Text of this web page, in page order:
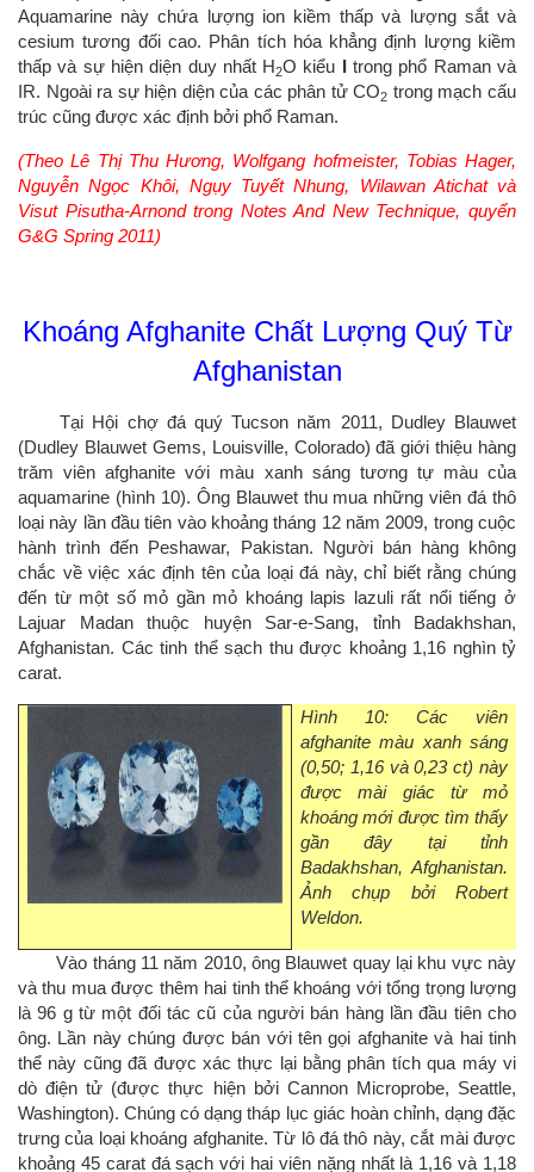
Aquamarine này chứa lượng ion kiềm thấp và lượng sắt và
cesium tương đối cao. Phân tích hóa khẳng định lượng kiềm
thấp và sự hiện diện duy nhất H2O kiểu
trong phổ Raman và
IR. Ngoài ra sự hiện diện của các phân tử CO2 trong mạch cấu
trúc cũng được xác định bởi phổ Raman.
(Theo Lê Thị Thu Hương, Wolfgang hofmeister, Tobias Hager,
Nguyễn Ngọc Khôi, Ngụy Tuyết Nhung, Wilawan Atichat và
Visut Pisutha-Arnond trong Notes And New Technique, quyển
G&G Spring 2011)
Khoáng Afghanite Chất Lượng Quý Từ
Afghanistan
Tại Hội chợ đá quý Tucson năm 2011, Dudley Blauwet
(Dudley Blauwet Gems, Louisville, Colorado) đã giới thiệu hàng
trăm viên afghanite với màu xanh sáng tương tự màu của
aquamarine (hình 10). Ông Blauwet thu mua những viên đá thô
loại này lần đầu tiên vào khoảng tháng 12 năm 2009, trong cuộc
hành trình đến Peshawar, Pakistan. Người bán hàng không
chắc về việc xác định tên của loại đá này, chỉ biết rằng chúng
đến từ một số mỏ gần mỏ khoáng lapis lazuli rất nổi tiếng ở
Lajuar Madan thuộc huyện Sar-e-Sang, tỉnh Badakhshan,
Afghanistan. Các tinh thể sạch thu được khoảng 1,16 nghìn tỷ
carat.
Hình 10: Các viên
afghanite màu xanh sáng
(0,50; 1,16 và 0,23 ct) này
được mài giác từ mỏ
khoáng mới được tìm thấy
gần đây tại tỉnh
Badakhshan, Afghanistan.
Ảnh chụp bởi Robert
Weldon.
Vào tháng 11 năm 2010, ông Blauwet quay lại khu vực này
và thu mua được thêm hai tinh thể khoáng với tổng trọng lượng
là 96 g từ một đối tác cũ của người bán hàng lần đầu tiên cho
ông. Lần này chúng được bán với tên gọi afghanite và hai tinh
thể này cũng đã được xác thực lại bằng phân tích qua máy vi
dò điện tử (được thực hiện bởi Cannon Microprobe, Seattle,
Washington). Chúng có dạng tháp lục giác hoàn chỉnh, dạng đặc
trưng của loại khoáng afghanite. Từ lô đá thô này, cắt mài được
khoảng 45 carat đá sạch với hai viên nặng nhất là 1,16 và 1,18